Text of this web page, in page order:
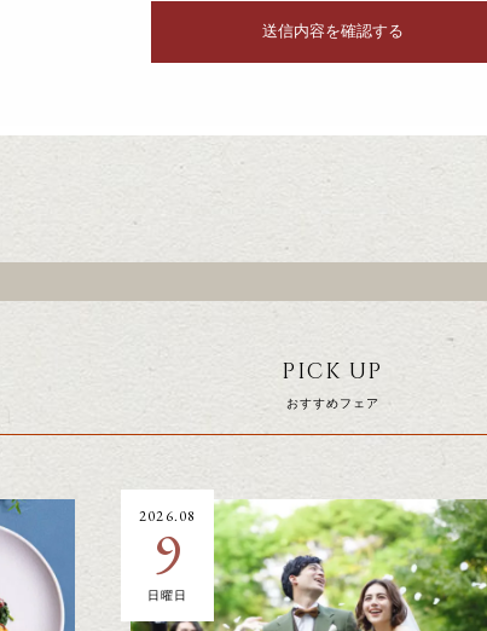
PICK UP
おすすめフェア
2026.08
9
日曜日